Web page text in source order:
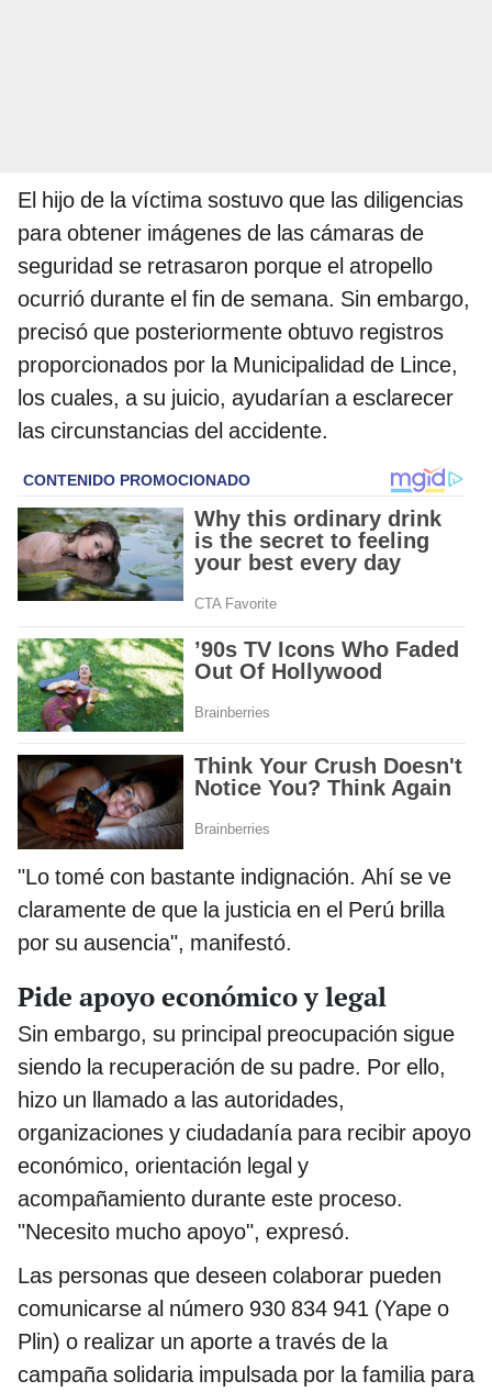
El hijo de la víctima sostuvo que las diligencias
para obtener imágenes de las cámaras de
seguridad se retrasaron porque el atropello
ocurrió durante el fin de semana. Sin embargo,
precisó que posteriormente obtuvo registros
proporcionados por la Municipalidad de Lince,
los cuales, a su juicio, ayudarían a esclarecer
las circunstancias del accidente.
"Lo tomé con bastante indignación. Ahí se ve
claramente de que la justicia en el Perú brilla
por su ausencia", manifestó.
Pide apoyo económico y legal
Sin embargo, su principal preocupación sigue
siendo la recuperación de su padre. Por ello,
hizo un llamado a las autoridades,
organizaciones y ciudadanía para recibir apoyo
económico, orientación legal y
acompañamiento durante este proceso.
"Necesito mucho apoyo", expresó.
Las personas que deseen colaborar pueden
comunicarse al número 930 834 941 (Yape o
Plin) o realizar un aporte a través de la
campaña solidaria impulsada por la familia para